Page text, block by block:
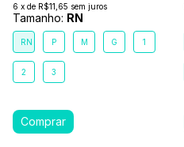
6 x de R$11,65 sem juros
Tamanho: RN
RN P M G 1
2 3